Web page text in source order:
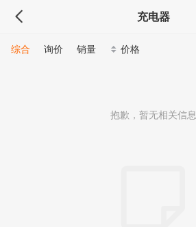
充电器
综合 询价 销量 价格
抱歉，暂无相关信息